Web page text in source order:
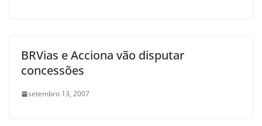
BRVias e Acciona vão disputar
concessões
setembro 13, 2007